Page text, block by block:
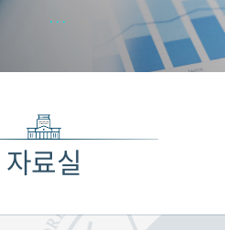
자료실